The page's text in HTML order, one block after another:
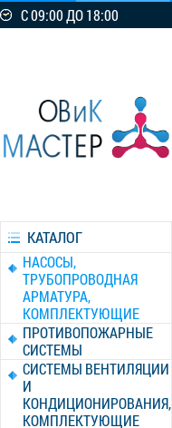
С 09:00 ДО 18:00
КАТАЛОГ
НАСОСЫ,
ТРУБОПРОВОДНАЯ
АРМАТУРА,
КОМПЛЕКТУЮЩИЕ
ПРОТИВОПОЖАРНЫЕ
СИСТЕМЫ
СИСТЕМЫ ВЕНТИЛЯЦИИ
И
КОНДИЦИОНИРОВАНИЯ,
КОМПЛЕКТУЮЩИЕ